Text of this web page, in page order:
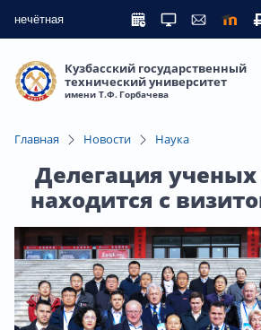
нечётная
Кузбасский государственный
технический университет
имени Т.Ф. Горбачева
Главная Новости Наука
Делегация ученых
находится с